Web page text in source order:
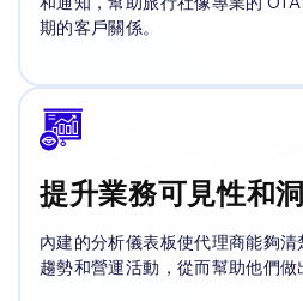
期的客戶關係。
提升業務可見性和
內建的分析儀表板使代理商能夠
趨勢和營運活動，從而幫助他們做